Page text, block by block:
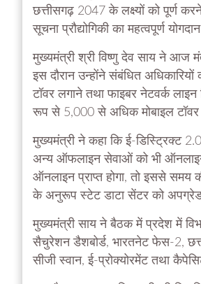
छत्तीसगढ़ 2047 के लक्ष्यों को पूर्ण
सूचना प्रौद्योगिकी का महत्वपूर्ण
मुख्यमंत्री श्री विष्णु देव साय ने आज
इस दौरान उन्होंने संबंधित
टॉवर लगाने तथा फाइबर नेटवर्क
रूप से 5,000 से अधिक मोबाइल टॉवर
मुख्यमंत्री ने कहा कि ई-डिस्ट्रिक्ट
अन्य ऑफलाइन सेवाओं को भी ऑनलाइन
ऑनलाइन प्राप्त होगा, तो इससे समय
के अनुरूप स्टेट डाटा सेंटर को अपग्रेड
मुख्यमंत्री साय ने बैठक में प्रदेश में
सैचुरेशन डैशबोर्ड, भारतनेट फेस-2,
सीजी स्वान, ई-प्रोक्योरमेंट तथा